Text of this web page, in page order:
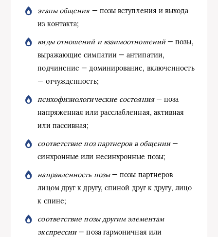
этапы общения— позы вступления и выхода
из контакта;
виды отношений и взаимоотношений— позы,
выражающие симпатии — антипатии,
подчинение — доминирование, включенность
— отчужденность;
психофизиологические состояния— поза
напряженная или расслабленная, активная
или пассивная;
соответствие поз партнеров в общении —
синхронные или несинхронные позы;
направленность позы— позы партнеров
лицом друг к другу, спиной друг к другу, лицо
к спине;
соответствие позы другим элементам
экспрессии— поза гармоничная или